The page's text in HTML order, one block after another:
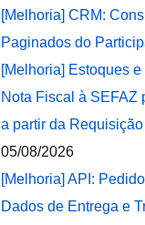
[Melhoria] CRM:
Paginados do
[Melhoria] Estoques
Nota Fiscal à SEFAZ
a partir da
05/08/2026
[Melhoria] API:
Dados de Entrega e